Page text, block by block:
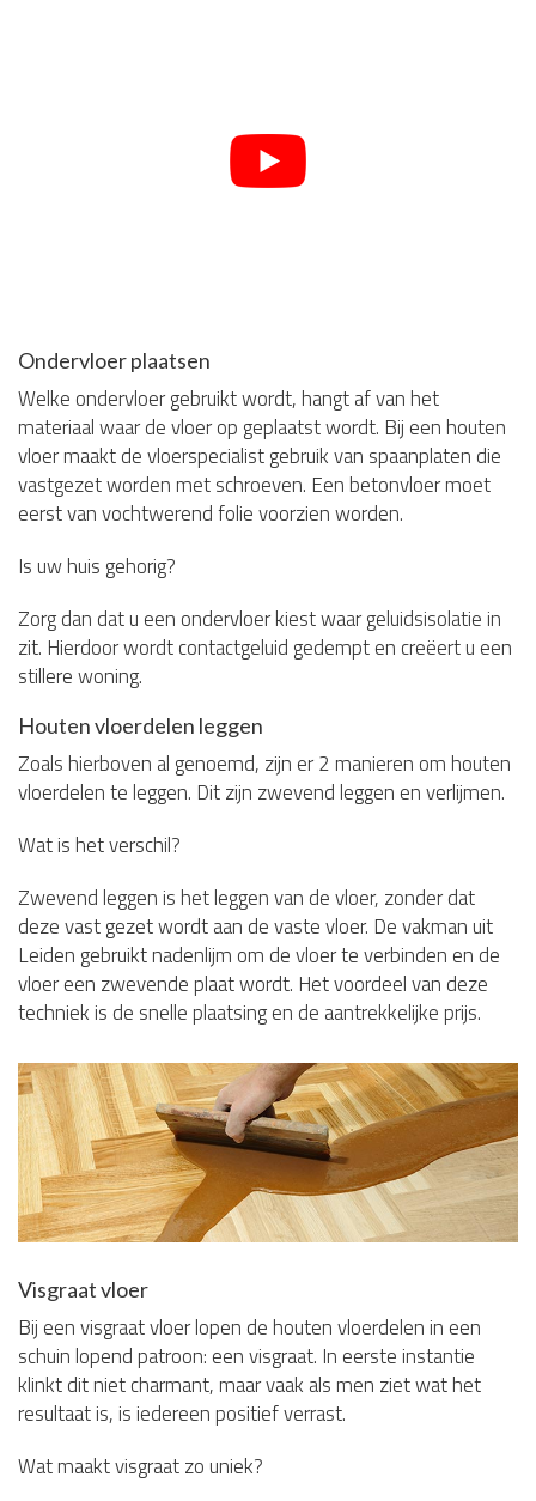
Ondervloer plaatsen
Welke ondervloer gebruikt wordt, hangt af van het
materiaal waar de vloer op geplaatst wordt. Bij een houten
vloer maakt de vloerspecialist gebruik van spaanplaten die
vastgezet worden met schroeven. Een betonvloer moet
eerst van vochtwerend folie voorzien worden.
Is uw huis gehorig?
Zorg dan dat u een ondervloer kiest waar geluidsisolatie in
zit. Hierdoor wordt contactgeluid gedempt en creëert u een
stillere woning.
Houten vloerdelen leggen
Zoals hierboven al genoemd, zijn er 2 manieren om houten
vloerdelen te leggen. Dit zijn zwevend leggen en verlijmen.
Wat is het verschil?
Zwevend leggen is het leggen van de vloer, zonder dat
deze vast gezet wordt aan de vaste vloer. De vakman uit
Leiden gebruikt nadenlijm om de vloer te verbinden en de
vloer een zwevende plaat wordt. Het voordeel van deze
techniek is de snelle plaatsing en de aantrekkelijke prijs.
Visgraat vloer
Bij een visgraat vloer lopen de houten vloerdelen in een
schuin lopend patroon: een visgraat. In eerste instantie
klinkt dit niet charmant, maar vaak als men ziet wat het
resultaat is, is iedereen positief verrast.
Wat maakt visgraat zo uniek?